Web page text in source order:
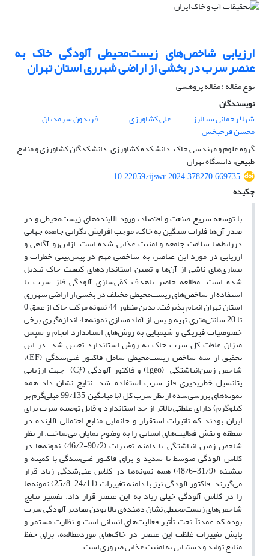
ارزیابی شاخص‌های زیست‌محیطی آلودگی خاک به
عنصر سرب در بخشی از اراضی شهرری استان تهران
نوع مقاله : مقاله پژوهشی
نویسندگان
شهلا رحمانی سیالرز
علی کشاورزی فریدون سرمدیان
محسن فرحبخش
گروه علوم و مهندسی خاک، دانشکده کشاورزی، دانشکدگان کشاورزی و منابع
طبیعی، دانشگاه تهران
10.22059/ijswr.2024.378270.669735
چکیده
با توسعه سریع صنعت و اقتصاد، ورود آلاینده‌های زیست‌محیطی و در
صدر آن‌ها فلزات سنگین به خاک، موجب افزایش نگرانی جامعه جهانی
دررابطه‌با سلامت جامعه و امنیت غذایی شده است. ازاین‌رو آگاهی و
ارزیابی در مورد این عناصر، به شاخصی مهم در پیش‌بینی خطرات و
بیماری‌های ناشی از آن‌ها و تعیین استاندارد‌های کیفیت خاک تبدیل
شده است. مطالعه حاضر باهدف کمّی‌سازی آلودگی فلز سرب با
استفاده از شاخص‌های زیست‌محیطی مختلف در بخشی از اراضی شهرری
استان تهران انجام پذیرفت. بدین منظور 44 نمونه مرکب خاک از عمق 0
تا 20 سانتی‌متری تهیه و پس از آماده‌سازی نمونه‌ها، اندازه‌گیری برخی
خصوصیات فیزیکی و شیمیایی به روش‌های استاندارد انجام و سپس
میزان غلظت کل سرب خاک به روش استاندارد تعیین شد. در این
تحقیق از سه شاخص زیست‌محیطی شامل فاکتور غنی‌شدگی (EF)،
شاخص زمین‌انباشتگی (Igeo) و فاکتور آلودگی (Cƒ) جهت ارزیابی
پتانسیل خطرپذیری فلز سرب استفاده شد. نتایج نشان داد همه
نمونه‌های بررسی‌شده از نظر سرب کل (با میانگین 99/135 میلی‌گرم بر
کیلوگرم) دارای غلظتی بالاتر از حد استاندارد و قابل توصیه سرب برای
ایران بودند که تاثیرات استقرار و جانمایی منابع احتمالی آلاینده در
منطقه و نقش فعالیت‌های انسانی را به وضوح نمایان می‌ساخت. از نظر
شاخص زمین انباشتگی با دامنه تغییرات (90/2-46/2) نمونه‌ها در
کلاس آلودگی متوسط تا شدید و برای فاکتور غنی‌شدگی با کمینه و
بیشینه (31/9-48/6) همه نمونه‌ها در کلاس غنی‌شدگی زیاد قرار
می‌گیرند. فاکتور آلودگی نیز با دامنه تغییرات (24/11-25/8) نمونه‌ها
را در کلاس آلودگی خیلی زیاد به این عنصر قرار داد. تفسیر نتایج
شاخص‌های زیست‌محیطی نشان دهنده‌ی بالا بودن مقادیر آلودگی سرب
بوده که عمدتاً تحت تأثیر فعالیت‌های انسانی است و نظارت مستمر و
پایش تغییرات غلظت این عنصر در خاک‌های موردمطالعه، برای حفظ
منابع تولید و دستیابی به امنیت غذایی ضروری است.